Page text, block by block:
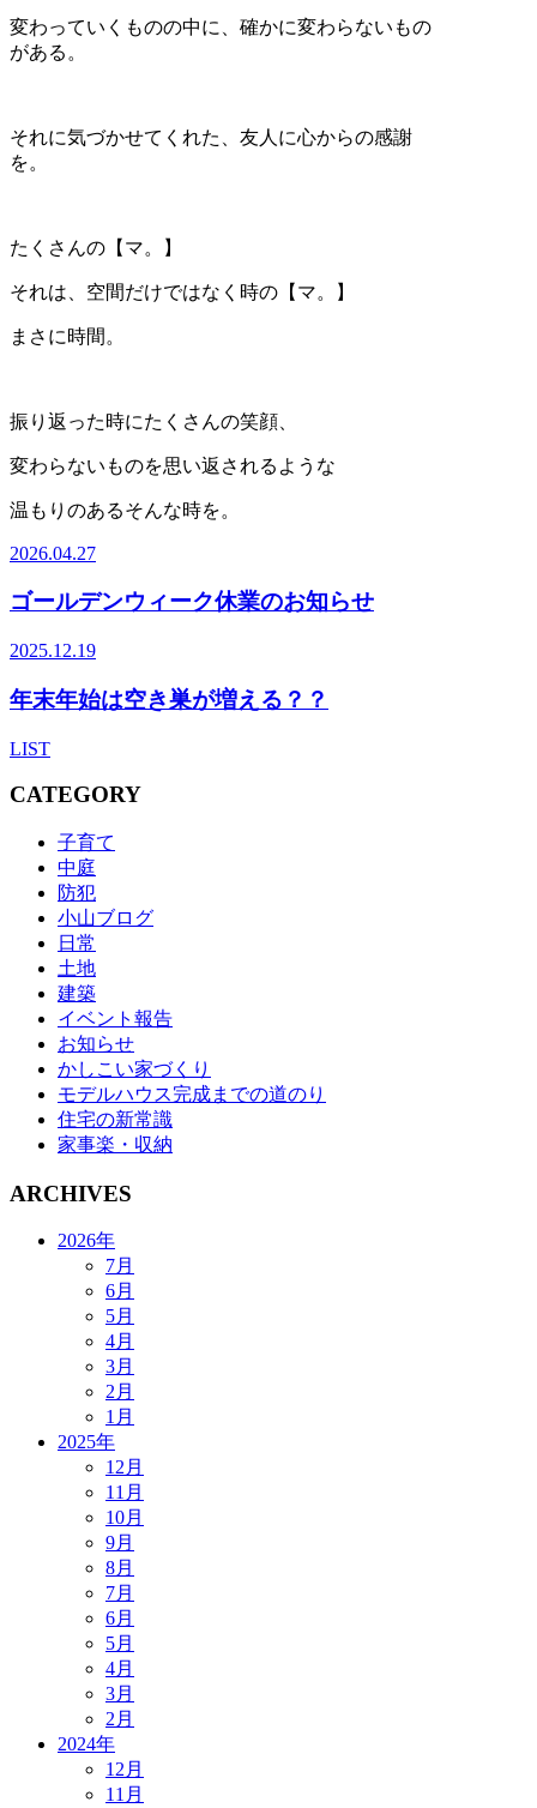
変わっていくものの中に、確かに変わらないもの
がある。
それに気づかせてくれた、友人に心からの感謝
を。
たくさんの【マ。】
それは、空間だけではなく時の【マ。】
まさに時間。
振り返った時にたくさんの笑顔、
変わらないものを思い返されるような
温もりのあるそんな時を。
2026.04.27
ゴールデンウィーク休業のお知らせ
2025.12.19
年末年始は空き巣が増える？？
LIST
CATEGORY
子育て
中庭
防犯
小山ブログ
日常
土地
建築
イベント報告
お知らせ
かしこい家づくり
モデルハウス完成までの道のり
住宅の新常識
家事楽・収納
ARCHIVES
2026年
7月
6月
5月
4月
3月
2月
1月
2025年
12月
11月
10月
9月
8月
7月
6月
5月
4月
3月
2月
2024年
12月
11月